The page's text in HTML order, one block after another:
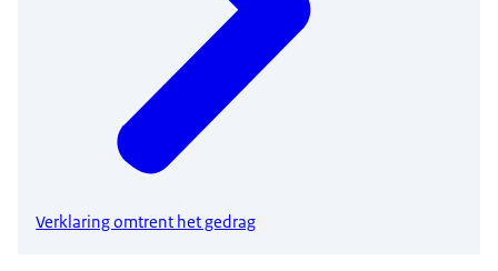
Verklaring omtrent het gedrag